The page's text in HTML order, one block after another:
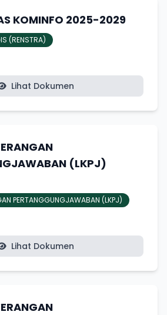
KOMINFO 2025-2029
(RENSTRA)
Lihat Dokumen
(LKPJ)
PERTANGGUNGJAWABAN (LKPJ)
Lihat Dokumen